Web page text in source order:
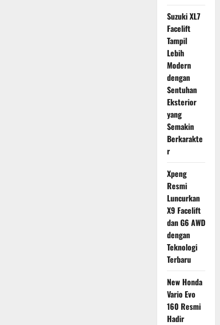
Suzuki XL7
Facelift
Tampil
Lebih
Modern
dengan
Sentuhan
Eksterior
yang
Semakin
Berkarakte
r
Xpeng
Resmi
Luncurkan
X9 Facelift
dan G6 AWD
dengan
Teknologi
Terbaru
New Honda
Vario Evo
160 Resmi
Hadir